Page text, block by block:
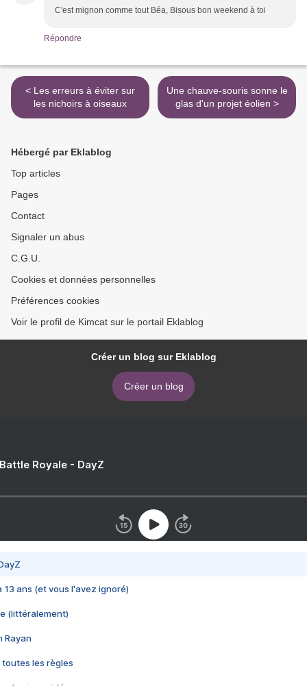
C'est mignon comme tout Béa, Bisous bon weekend à toi
Répondre
< Les erreurs à éviter sur
les nichoirs à oiseaux
Une chauve-souris sonne le
glas d'un projet éolien >
Hébergé par Eklablog
Top articles
Pages
Contact
Signaler un abus
C.G.U.
Cookies et données personnelles
Préférences cookies
Voir le profil de Kimcat sur le portail Eklablog
Créer un blog sur Eklablog
Créer un blog
Royale - DayZ
13 ans (et vous l'avez ignoré)
(littéralement)
Rayan
toutes les règles